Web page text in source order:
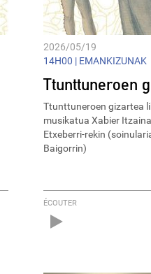
2026/05/19
14H00 | EMANKIZUNAK
Ttunttuneroen
Ttunttuneroen gizartea
musikatua Xabier
Etxeberri-rekin
Baigorrin)
ÉCOUTER